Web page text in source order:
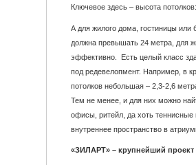
Ключевое здесь – высота
А для жилого дома, гостиницы или
должна превышать 24 метра, для
эффективно. Есть целый класс
под редевелопмент. Например, в
потолков небольшая – 2,3-2,6
Тем не менее, и для них можно
офисы, ритейл, да хоть теннисные
внутреннее пространство в
«ЗИЛАРТ» – крупнейший